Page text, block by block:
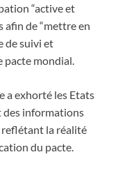
“active et
afin de “mettre en
de suivi et
pacte mondial.
a exhorté les Etats
des informations
reflétant la réalité
du pacte.